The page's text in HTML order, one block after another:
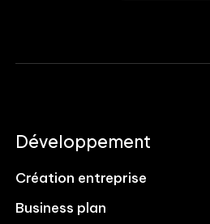
Développement
Création entreprise
Business plan